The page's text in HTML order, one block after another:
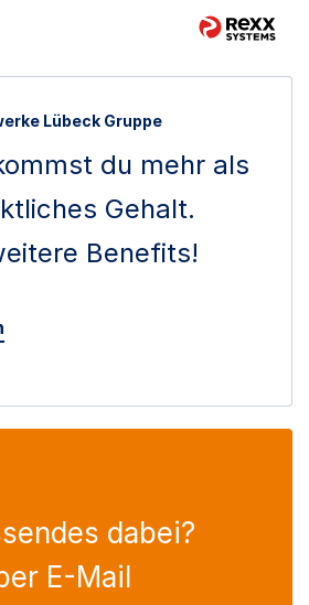
Lübeck Gruppe
du mehr als
Gehalt.
Benefits!
dabei?
E-Mail